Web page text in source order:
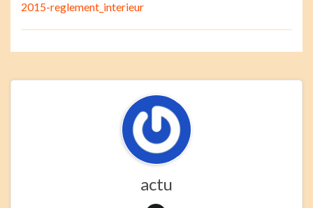
2015-reglement_interieur
actu